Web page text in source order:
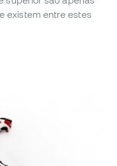
existem entre estes